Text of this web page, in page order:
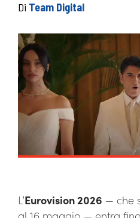
Di Team Digital
L’Eurovision 2026 — che